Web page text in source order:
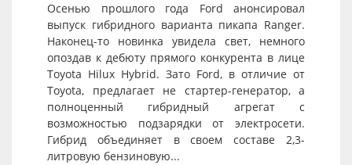
Осенью прошлого года Ford анонсировал
выпуск гибридного варианта пикапа Ranger.
Наконец-то новинка увидела свет, немного
опоздав к дебюту прямого конкурента в лице
Toyota Hilux Hybrid. Зато Ford, в отличие от
Toyota, предлагает не стартер-генератор, а
полноценный гибридный агрегат с
возможностью подзарядки от электросети.
Гибрид объединяет в своем составе 2,3-
литровую бензиновую...